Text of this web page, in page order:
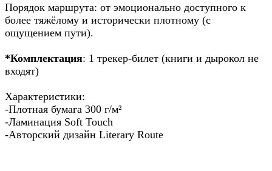
Порядок маршрута: от эмоционально доступного к
более тяжёлому и исторически плотному (с
ощущением пути).
*Комплектация: 1 трекер-билет (книги и дырокол не
входят)
Характеристики:
-Плотная бумага 300 г/м²
-Ламинация Soft Touch
-Авторский дизайн Literary Route